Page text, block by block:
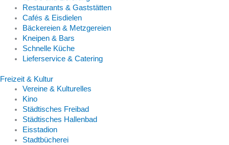
Restaurants & Gaststätten
Cafés & Eisdielen
Bäckereien & Metzgereien
Kneipen & Bars
Schnelle Küche
Lieferservice & Catering
Freizeit & Kultur
Vereine & Kulturelles
Kino
Städtisches Freibad
Städtisches Hallenbad
Eisstadion
Stadtbücherei